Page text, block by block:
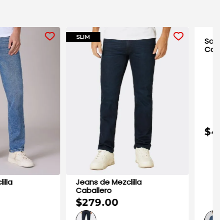
Mezclilla
Jeans de Mezclilla
Caballero
$259.00